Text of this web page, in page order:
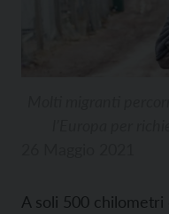
A soli 500 chilometri